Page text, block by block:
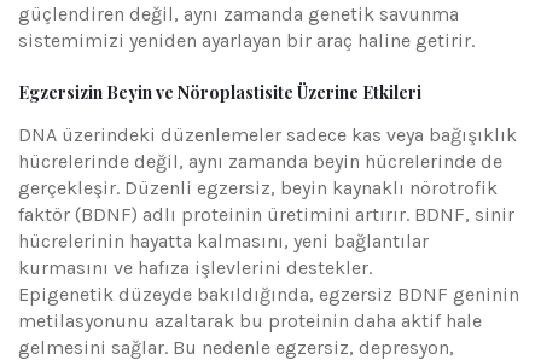
güçlendiren değil, aynı zamanda genetik savunma
sistemimizi yeniden ayarlayan bir araç haline getirir.
Egzersizin Beyin ve Nöroplastisite Üzerine Etkileri
DNA üzerindeki düzenlemeler sadece kas veya bağışıklık
hücrelerinde değil, aynı zamanda beyin hücrelerinde de
gerçekleşir. Düzenli egzersiz, beyin kaynaklı nörotrofik
faktör (BDNF) adlı proteinin üretimini artırır. BDNF, sinir
hücrelerinin hayatta kalmasını, yeni bağlantılar
kurmasını ve hafıza işlevlerini destekler.
Epigenetik düzeyde bakıldığında, egzersiz BDNF geninin
metilasyonunu azaltarak bu proteinin daha aktif hale
gelmesini sağlar. Bu nedenle egzersiz, depresyon,